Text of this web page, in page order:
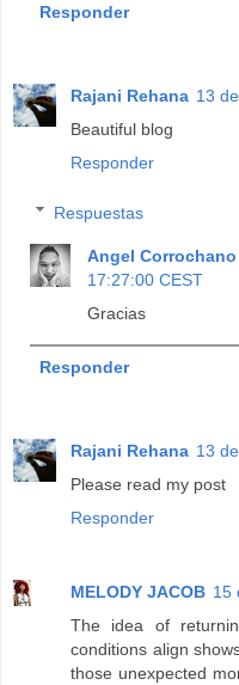
Responder
Rajani Rehana 13
Beautiful blog
Responder
Respuestas
Angel Corrochano
17:27:00 CEST
Gracias
Responder
Rajani Rehana 13
Please read my post
Responder
MELODY JACOB 15
The idea of
conditions align
those unexpected